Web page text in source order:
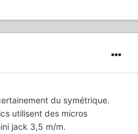
du symétrique.
utilisent des micros
jack 3,5 m/m.